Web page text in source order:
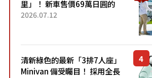
里」！ 新車售價69萬日圓的
「3人座」Trike大受歡迎！ 順
2026.07.12
清新綠色的最新「3排7人座」
Minivan 備受矚目！ 採用全長